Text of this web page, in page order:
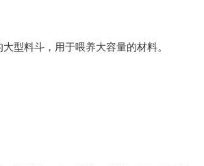
型料斗，用于喂养大容量的材料。